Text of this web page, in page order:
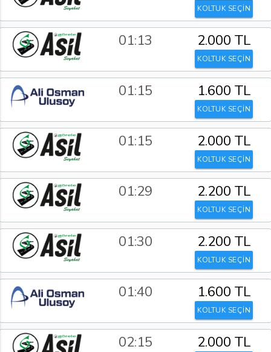
KOLTUK SEÇİN
01:13 2.000 TL
KOLTUK SEÇİN
01:15 1.600 TL
KOLTUK SEÇİN
01:15 2.000 TL
KOLTUK SEÇİN
01:29 2.200 TL
KOLTUK SEÇİN
01:30 2.200 TL
KOLTUK SEÇİN
01:40 1.600 TL
KOLTUK SEÇİN
02:15 2.000 TL